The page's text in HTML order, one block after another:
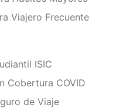
Viajero Frecuente
ISIC
Cobertura COVID
de Viaje